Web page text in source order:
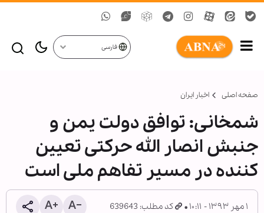
فارسی
صفحه اصلی اخبار ایران
شمخانی: توافق دولت یمن و
جنبش انصار الله حرکتی تعیین
کننده در مسیر تفاهم ملی است
۱ مهر ۱۳۹۳ - ۱۰:۱۱ کد مطلب: 639643